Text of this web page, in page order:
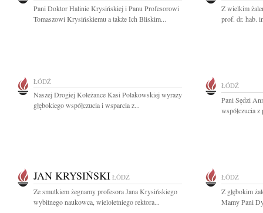
Pani Doktor Halinie Krysińskiej i Panu Profesorowi
Tomaszowi Krysińskiemu a także Ich Bliskim...
Z wielkim
prof. dr. hab.
ŁÓDŹ
Naszej Drogiej Koleżance Kasi Polakowskiej wyrazy
głębokiego współczucia i wsparcia z...
ŁÓDŹ
Pani Sędzi
współczucia
JAN KRYSIŃSKI ŁÓDŹ
Ze smutkiem żegnamy profesora Jana Krysińskiego
wybitnego naukowca, wieloletniego rektora...
ŁÓDŹ
Z głębokim
Mamy Pani